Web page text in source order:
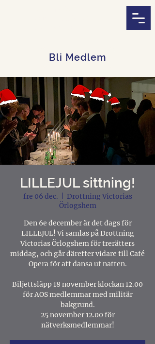
Bli Medlem
LILLEJUL sittning!
fre 06 dec.
Drottning Victorias
Örlogshem
Den 6e december är det dags för
LILLEJUL! Vi samlas på Drottning
Victorias Örlogshem för trerätters
middag, och går därefter vidare till Café
Opera för att dansa ut natten.
Biljettsläpp 18 november klockan 12.00
för AOS medlemmar med militär
bakgrund.
25 november 12.00 för
nätverksmedlemmar!